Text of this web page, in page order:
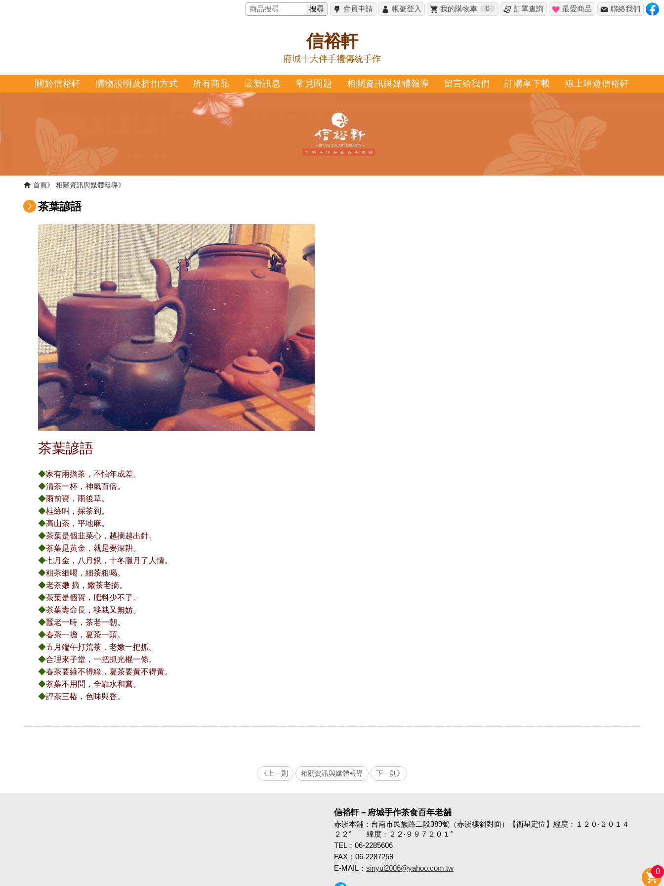
搜尋 會員申請 帳號登入 我的購物車 0 訂單查詢 最愛商品 聯絡我們
信裕軒
府城十大伴手禮傳統手作
關於信裕軒 購物說明及折扣方式 所有商品 最新訊息 常見問題 相關資訊與媒體報導 留言給我們 訂購單下載 線上嘻遊信裕軒
首頁 相關資訊與媒體報導
茶葉諺語
茶葉諺語
◆家有兩擔茶，不怕年成差。
◆清茶一杯，神氣百倍。
◆雨前寶，雨後草。
◆桂綠叫，採茶到。
◆高山茶，平地麻。
◆茶葉是個韭菜心，越摘越出針。
◆茶葉是黃金，就是要深耕。
◆七月金，八月銀，十冬臘月了人情。
◆粗茶細喝，細茶粗喝。
◆老茶嫩 摘，嫩茶老摘。
◆茶葉是個寶，肥料少不了。
◆茶葉壽命長，移栽又無妨。
◆蠶老一時，茶老一朝。
◆春茶一擔，夏茶一頭。
◆五月端午打荒茶，老嫩一把抓。
◆合理來子堂，一把抓光棍一條。
◆春茶要綠不得綠，夏茶要黃不得黃。
◆茶葉不用問，全靠水和糞。
◆評茶三樁，色味與香。
《上一則 相關資訊與媒體報導 下一則》
信裕軒－府城手作茶食百年老舖
赤崁本舖：台南市民族路二段389號（赤崁樓斜對面）【衛星定位】經度：１２０‧２０１４
２２° 緯度：２２‧９９７２０１°
TEL：06-2285606
FAX：06-2287259
E-MAIL： sinyui2006@yahoo.com.tw 0